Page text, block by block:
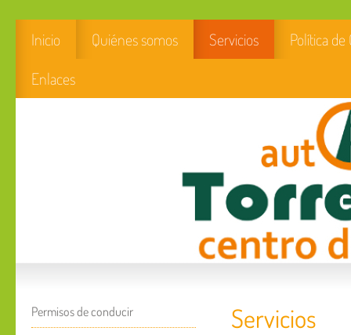
Inicio Quiénes somos Servicios
Política de
Enlaces
Permisos de conducir Servicios